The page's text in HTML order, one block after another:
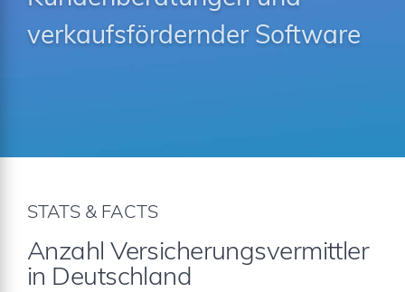
verkaufsfördernder Software
STATS & FACTS
Anzahl Versicherungsvermittler
in Deutschland